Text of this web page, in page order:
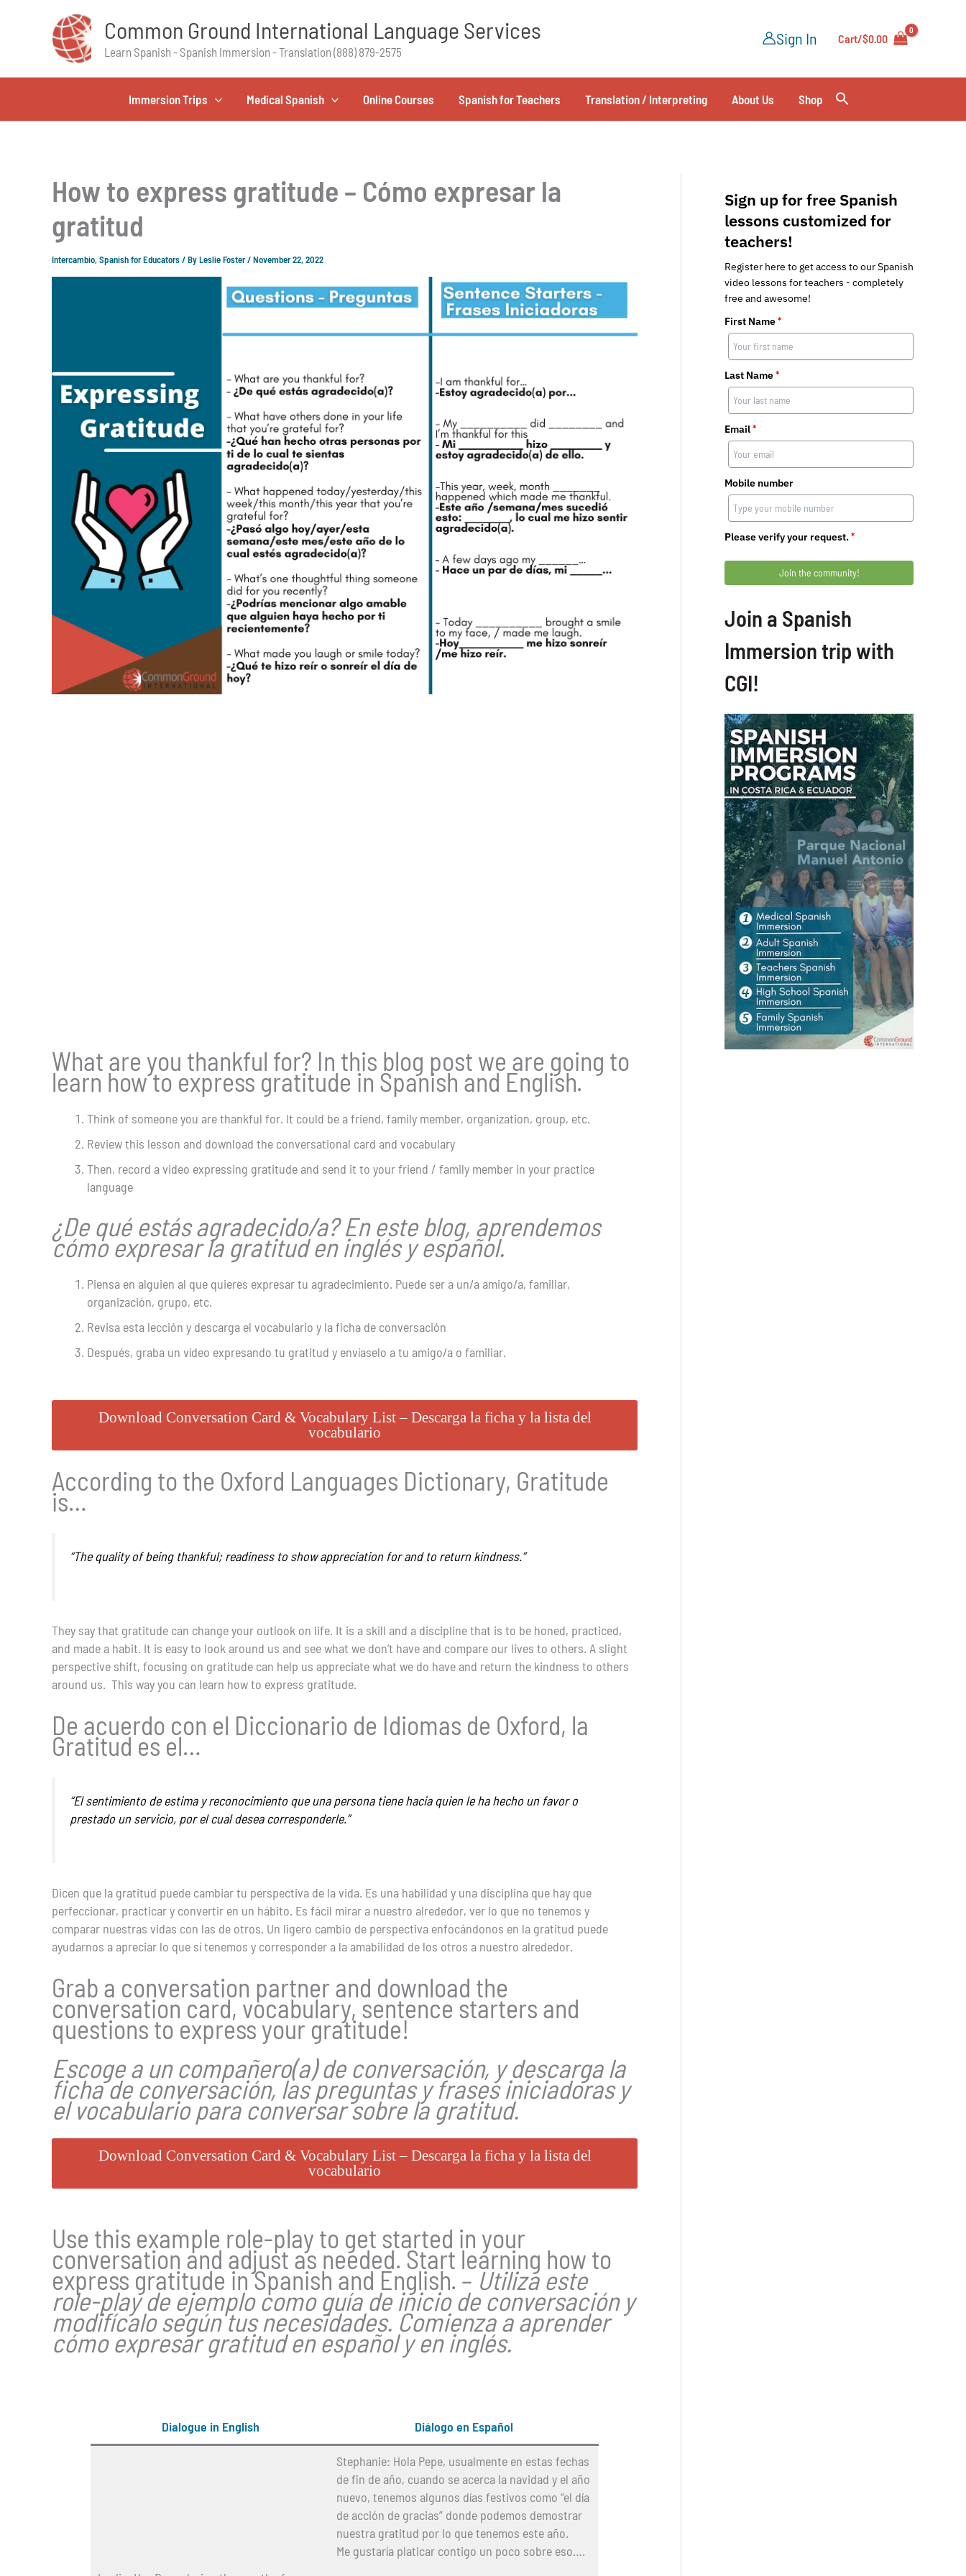
Common Ground International Language Services
Learn Spanish - Spanish Immersion - Translation (888) 879-2575
Sign In Cart/$0.00
Immersion Trips Medical Spanish Online Courses Spanish for Teachers Translation / Interpreting About Us Shop
How to express gratitude – Cómo expresar la
gratitud
Intercambio,Spanish for Educators/ ByLeslie Foster/November 22, 2022
What are you thankful for? In this blog post we are going to
learn how to express gratitude in Spanish and English.
Think of someone you are thankful for. It could be a friend, family member, organization, group, etc.
Review this lesson and download the conversational card and vocabulary
Then, record a video expressing gratitude and send it to your friend / family member in your practice
language
¿De qué estás agradecido/a? En este blog, aprendemos
cómo expresar la gratitud en inglés y español.
Piensa en alguien al que quieres expresar tu agradecimiento. Puede ser a un/a amigo/a, familiar,
organización, grupo, etc.
Revisa esta lección y descarga el vocabulario y la ficha de conversación
Después, graba un vídeo expresando tu gratitud y envíaselo a tu amigo/a o familiar.
Download Conversation Card & Vocabulary List – Descarga la ficha y la lista del
vocabulario
According to the Oxford Languages Dictionary, Gratitude
is…
“The quality of being thankful; readiness to show appreciation for and to return kindness.”
They say that gratitude can change your outlook on life. It is a skill and a discipline that is to be honed, practiced,
and made a habit. It is easy to look around us and see what we don’t have and compare our lives to others. A slight
perspective shift, focusing on gratitude can help us appreciate what we do have and return the kindness to others
around us. This way you can learn how to express gratitude.
De acuerdo con el Diccionario de Idiomas de Oxford, la
Gratitud es el…
“El sentimiento de estima y reconocimiento que una persona tiene hacia quien le ha hecho un favor o
prestado un servicio, por el cual desea corresponderle.”
Dicen que la gratitud puede cambiar tu perspectiva de la vida. Es una habilidad y una disciplina que hay que
perfeccionar, practicar y convertir en un hábito. Es fácil mirar a nuestro alrededor, ver lo que no tenemos y
comparar nuestras vidas con las de otros. Un ligero cambio de perspectiva enfocándonos en la gratitud puede
ayudarnos a apreciar lo que sí tenemos y corresponder a la amabilidad de los otros a nuestro alrededor.
Grab a conversation partner and download the
conversation card, vocabulary, sentence starters and
questions to express your gratitude!
Escoge a un compañero(a) de conversación, y descarga la
ficha de conversación, las preguntas y frases iniciadoras y
el vocabulario para conversar sobre la gratitud.
Download Conversation Card & Vocabulary List – Descarga la ficha y la lista del
vocabulario
Use this example role-play to get started in your
conversation and adjust as needed. Start learning how to
express gratitude in Spanish and English. –Utiliza este
role-play de ejemplo como guía de inicio de conversación y
modifícalo según tus necesidades. Comienza a aprender
cómo expresar gratitud en español y en inglés.
Dialogue in English Diálogo en Español
Stephanie: Hola Pepe, usualmente en estas fechas
de fin de año, cuando se acerca la navidad y el año
nuevo, tenemos algunos días festivos como “el día
de acción de gracias” donde podemos demostrar
nuestra gratitud por lo que tenemos este año.
Me gustaría platicar contigo un poco sobre eso….
Sign up for free Spanish
lessons customized for
teachers!
Register here to get access to our Spanish
video lessons for teachers - completely
free and awesome!
First Name*
Last Name*
Email*
Mobile number
Please verify your request.*
Join the community!
Join a Spanish
Immersion trip with
CGI!